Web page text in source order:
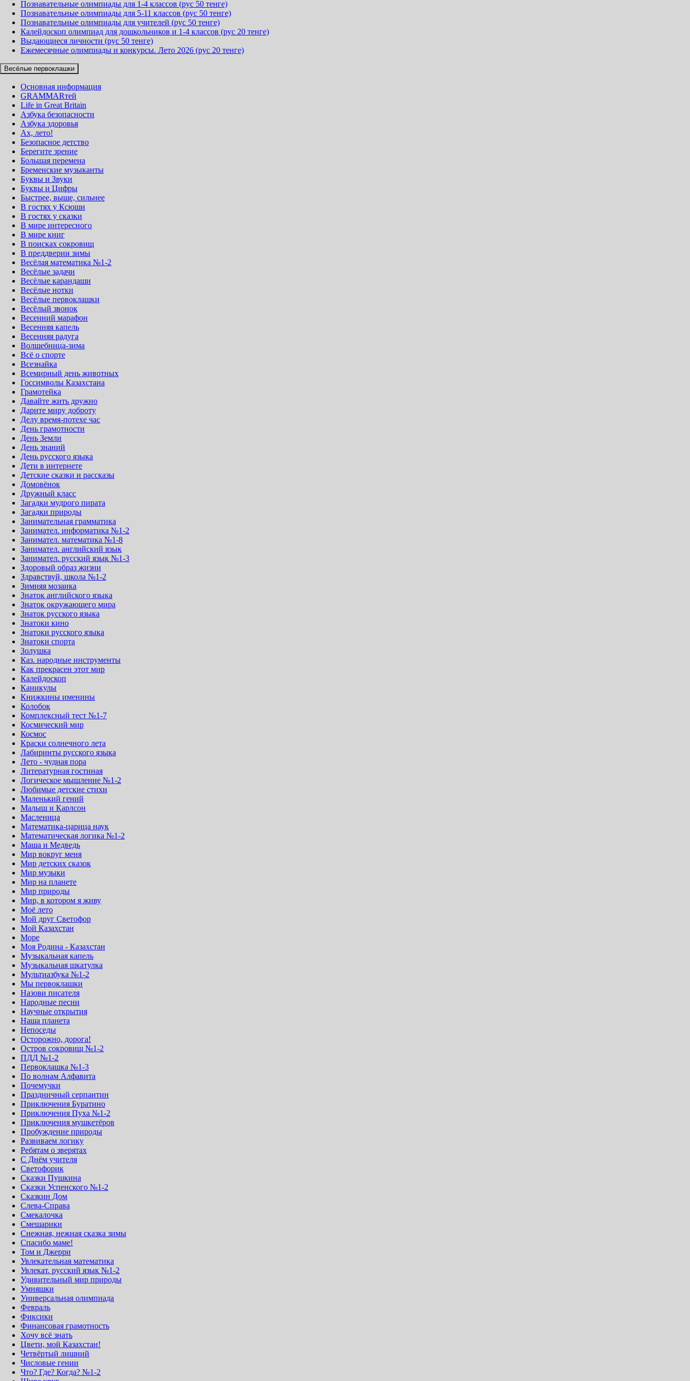
Познавательные олимпиады для 1-4 классов (рус 50 тенге)
Познавательные олимпиады для 5-11 классов (рус 50 тенге)
Познавательные олимпиады для учителей (рус 50 тенге)
Калейдоскоп олимпиад для дошкольников и 1-4 классов (рус 20 тенге)
Выдающиеся личности (рус 50 тенге)
Ежемесячные олимпиады и конкурсы. Лето 2026 (рус 20 тенге)
Весёлые первоклашки
Основная информация
GRAMMARтей
Life in Great Britain
Азбука безопасности
Азбука здоровья
Ах, лето!
Безопасное детство
Берегите зрение
Большая перемена
Бременские музыканты
Буквы и Звуки
Буквы и Цифры
Быстрее, выше, сильнее
В гостях у Ксюши
В гостях у сказки
В мире интересного
В мире книг
В поисках сокровищ
В преддверии зимы
Весёлая математика №1-2
Весёлые задачи
Весёлые карандаши
Весёлые нотки
Весёлые первоклашки
Весёлый звонок
Весенний марафон
Весенняя капель
Весенняя радуга
Волшебница-зима
Всё о спорте
Всезнайка
Всемирный день животных
Госсимволы Казахстана
Грамотейка
Давайте жить дружно
Дарите миру доброту
Делу время-потехе час
День грамотности
День Земли
День знаний
День русского языка
Дети в интернете
Детские сказки и рассказы
Домовёнок
Дружный класс
Загадки мудрого пирата
Загадки природы
Занимательная грамматика
Занимател. информатика №1-2
Занимател. математика №1-8
Занимател. английский язык
Занимател. русский язык №1-3
Здоровый образ жизни
Здравствуй, школа №1-2
Зимняя мозаика
Знаток английского языка
Знаток окружающего мира
Знаток русского языка
Знатоки кино
Знатоки русского языка
Знатоки спорта
Золушка
Каз. народные инструменты
Как прекрасен этот мир
Калейдоскоп
Каникулы
Книжкины именины
Колобок
Комплексный тест №1-7
Космический мир
Космос
Краски солнечного лета
Лабиринты русского языка
Лето - чудная пора
Литературная гостиная
Логическое мышление №1-2
Любимые детские стихи
Маленький гений
Малыш и Карлсон
Масленица
Математика-царица наук
Математическая логика №1-2
Маша и Медведь
Мир вокруг меня
Мир детских сказок
Мир музыки
Мир на планете
Мир природы
Мир, в котором я живу
Моё лето
Мой друг Светофор
Мой Казахстан
Море
Моя Родина - Казахстан
Музыкальная капель
Музыкальная шкатулка
Мультиазбука №1-2
Мы первоклашки
Назови писателя
Народные песни
Научные открытия
Наша планета
Непоседы
Осторожно, дорога!
Остров сокровищ №1-2
ПДД №1-2
Первоклашка №1-3
По волнам Алфавита
Почемучки
Праздничный серпантин
Приключения Буратино
Приключения Пуха №1-2
Приключения мушкетёров
Пробуждение природы
Развиваем логику
Ребятам о зверятах
С Днём учителя
Светофорик
Сказки Пушкина
Сказки Успенского №1-2
Сказкин Дом
Слева-Справа
Смекалочка
Смешарики
Снежная, нежная сказка зимы
Спасибо маме!
Том и Джерри
Увлекательная математика
Увлекат. русский язык №1-2
Удивительный мир природы
Умняшки
Универсальная олимпиада
Февраль
Фиксики
Финансовая грамотность
Хочу всё знать
Цвети, мой Казахстан!
Четвёртый лишний
Числовые гении
Что? Где? Когда? №1-2